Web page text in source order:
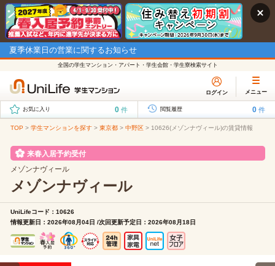
夏季休業日の営業に関するお知らせ
全国の学生マンション・アパート・学生会館・学生寮検索サイト
ログイン メニュー
お気に入り 0 件 閲覧履歴 0 件
TOP > 学生マンションを探す > 東京都 > 中野区 > 10626(メゾンナヴィール)の賃貸情報
来春入居予約受付
メゾンナヴィール
メゾンナヴィール
UniLifeコード：10626
情報更新日：2026年08月04日 /次回更新予定日：2026年08月18日